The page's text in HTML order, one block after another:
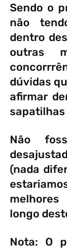
Sendo o
não
dentro
outras
dúvidas
afirmar
sapatilhas
Não
(nada
longo
Nota: O